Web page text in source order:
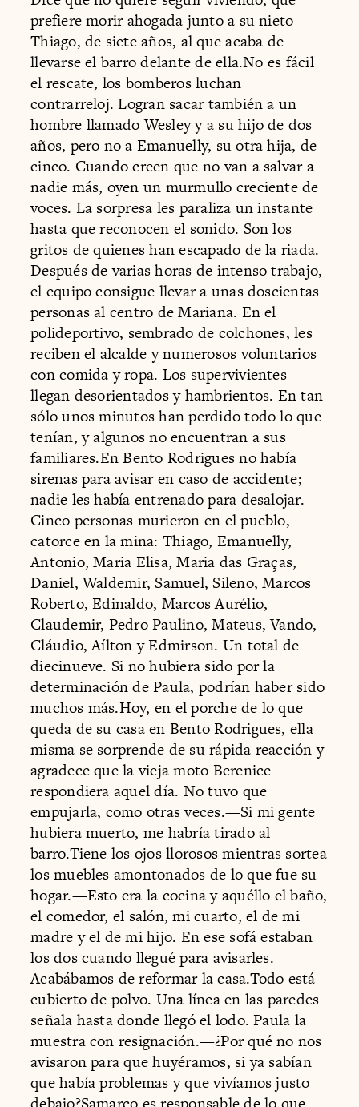
prefiere morir ahogada junto a su nieto
Thiago, de siete años, al que acaba de
llevarse el barro delante de ella.No es fácil
el rescate, los bomberos luchan
contrarreloj. Logran sacar también a un
hombre llamado Wesley y a su hijo de dos
años, pero no a Emanuelly, su otra hija, de
cinco. Cuando creen que no van a salvar a
nadie más, oyen un murmullo creciente de
voces. La sorpresa les paraliza un instante
hasta que reconocen el sonido. Son los
gritos de quienes han escapado de la riada.
Después de varias horas de intenso trabajo,
el equipo consigue llevar a unas doscientas
personas al centro de Mariana. En el
polideportivo, sembrado de colchones, les
reciben el alcalde y numerosos voluntarios
con comida y ropa. Los supervivientes
llegan desorientados y hambrientos. En tan
sólo unos minutos han perdido todo lo que
tenían, y algunos no encuentran a sus
familiares.En Bento Rodrigues no había
sirenas para avisar en caso de accidente;
nadie les había entrenado para desalojar.
Cinco personas murieron en el pueblo,
catorce en la mina: Thiago, Emanuelly,
Antonio, Maria Elisa, Maria das Graças,
Daniel, Waldemir, Samuel, Sileno, Marcos
Roberto, Edinaldo, Marcos Aurélio,
Claudemir, Pedro Paulino, Mateus, Vando,
Cláudio, Aílton y Edmirson. Un total de
diecinueve. Si no hubiera sido por la
determinación de Paula, podrían haber sido
muchos más.Hoy, en el porche de lo que
queda de su casa en Bento Rodrigues, ella
misma se sorprende de su rápida reacción y
agradece que la vieja moto Berenice
respondiera aquel día. No tuvo que
empujarla, como otras veces.—Si mi gente
hubiera muerto, me habría tirado al
barro.Tiene los ojos llorosos mientras sortea
los muebles amontonados de lo que fue su
hogar.—Esto era la cocina y aquéllo el baño,
el comedor, el salón, mi cuarto, el de mi
madre y el de mi hijo. En ese sofá estaban
los dos cuando llegué para avisarles.
Acabábamos de reformar la casa.Todo está
cubierto de polvo. Una línea en las paredes
señala hasta donde llegó el lodo. Paula la
muestra con resignación.—¿Por qué no nos
avisaron para que huyéramos, si ya sabían
que había problemas y que vivíamos justo